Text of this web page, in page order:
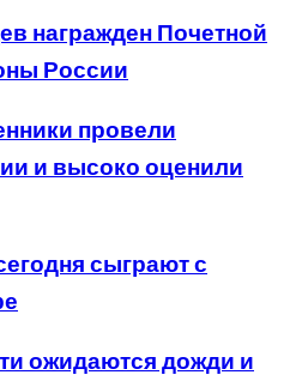
награжден Почетной
России
провели
и высоко оценили
сыграют с
ожидаются дожди и